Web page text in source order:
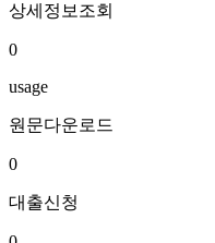
상세정보조회
0
usage
원문다운로드
0
대출신청